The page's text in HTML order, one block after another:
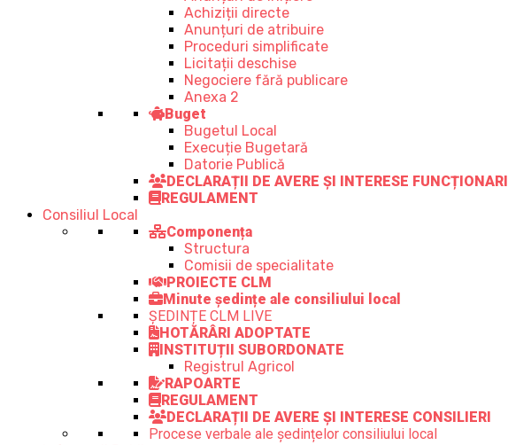
Achiziții directe
Anunțuri de atribuire
Proceduri simplificate
Licitații deschise
Negociere fără publicare
Anexa 2
Buget
Bugetul Local
Execuție Bugetară
Datorie Publică
DECLARAȚII DE AVERE ȘI INTERESE FUNCȚIONARI
REGULAMENT
Consiliul Local
Componența
Structura
Comisii de specialitate
PROIECTE CLM
Minute ședințe ale consiliului local
ȘEDINȚE CLM LIVE
HOTĂRÂRI ADOPTATE
INSTITUȚII SUBORDONATE
Registrul Agricol
RAPOARTE
REGULAMENT
DECLARAȚII DE AVERE ȘI INTERESE CONSILIERI
Procese verbale ale ședințelor consiliului local